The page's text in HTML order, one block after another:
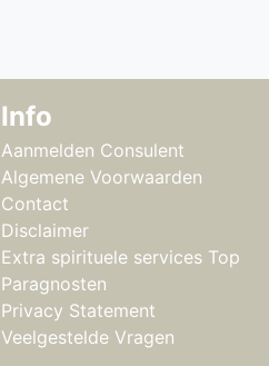
Info
Aanmelden Consulent
Algemene Voorwaarden
Contact
Disclaimer
Extra spirituele services Top
Paragnosten
Privacy Statement
Veelgestelde Vragen